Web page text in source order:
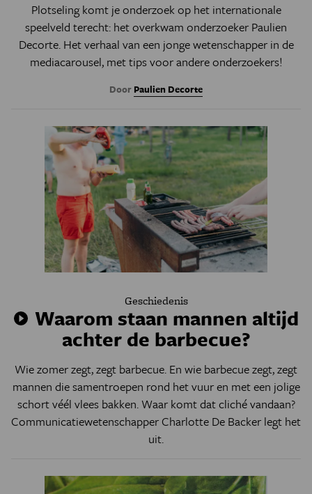
Plotseling komt je onderzoek op het internationale
speelveld terecht: het overkwam onderzoeker Paulien
Decorte. Het verhaal van een jonge wetenschapper in de
mediacarousel, met tips voor andere onderzoekers!
Door Paulien Decorte
Geschiedenis
Waarom staan mannen altijd
achter de barbecue?
Wie zomer zegt, zegt barbecue. En wie barbecue zegt, zegt
mannen die samentroepen rond het vuur en met een jolige
schort véél vlees bakken. Waar komt dat cliché vandaan?
Communicatiewetenschapper Charlotte De Backer legt het
uit.